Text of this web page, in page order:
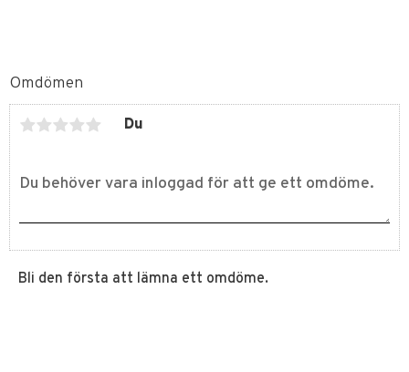
Omdömen
Du
Bli den första att lämna ett omdöme.